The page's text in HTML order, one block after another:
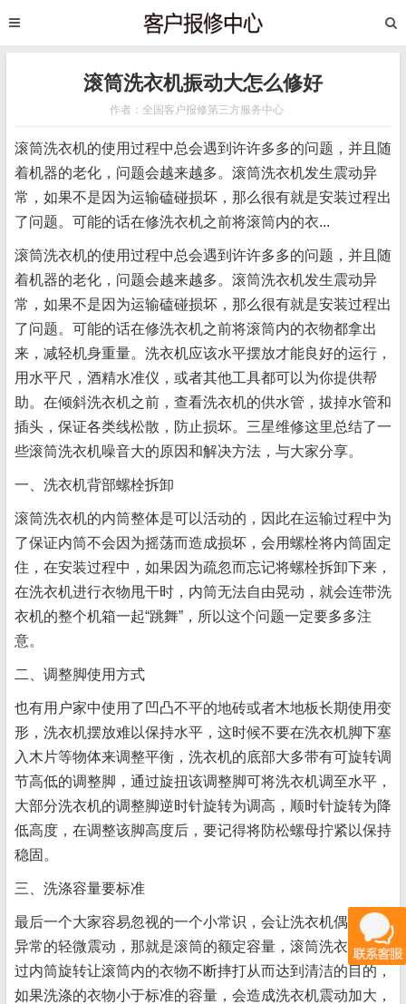
滚筒洗衣机振动大怎么修好
作者：全国客户报修第三方服务中心
滚筒洗衣机的使用过程中总会遇到许许多多的问题，并且随
着机器的老化，问题会越来越多。滚筒洗衣机发生震动异
常，如果不是因为运输磕碰损坏，那么很有就是安装过程出
了问题。可能的话在修洗衣机之前将滚筒内的衣...
滚筒洗衣机的使用过程中总会遇到许许多多的问题，并且随
着机器的老化，问题会越来越多。滚筒洗衣机发生震动异
常，如果不是因为运输磕碰损坏，那么很有就是安装过程出
了问题。可能的话在修洗衣机之前将滚筒内的衣物都拿出
来，减轻机身重量。洗衣机应该水平摆放才能良好的运行，
用水平尺，酒精水准仪，或者其他工具都可以为你提供帮
助。在倾斜洗衣机之前，查看洗衣机的供水管，拔掉水管和
插头，保证各类线松散，防止损坏。三星维修这里总结了一
些滚筒洗衣机噪音大的原因和解决方法，与大家分享。
一、洗衣机背部螺栓拆卸
滚筒洗衣机的内筒整体是可以活动的，因此在运输过程中为
了保证内筒不会因为摇荡而造成损坏，会用螺栓将内筒固定
住，在安装过程中，如果因为疏忽而忘记将螺栓拆卸下来，
在洗衣机进行衣物甩干时，内筒无法自由晃动，就会连带洗
衣机的整个机箱一起“跳舞”，所以这个问题一定要多多注
意。
二、调整脚使用方式
也有用户家中使用了凹凸不平的地砖或者木地板长期使用变
形，洗衣机摆放难以保持水平，这时候不要在洗衣机脚下塞
入木片等物体来调整平衡，洗衣机的底部大多带有可旋转调
节高低的调整脚，通过旋扭该调整脚可将洗衣机调至水平，
大部分洗衣机的调整脚逆时针旋转为调高，顺时针旋转为降
低高度，在调整该脚高度后，要记得将防松螺母拧紧以保持
稳固。
三、洗涤容量要标准
最后一个大家容易忽视的一个小常识，会让洗衣机偶尔发生
异常的轻微震动，那就是滚筒的额定容量，滚筒洗衣机是通
过内筒旋转让滚筒内的衣物不断摔打从而达到清洁的目的，
如果洗涤的衣物小于标准的容量，会造成洗衣机震动加大，